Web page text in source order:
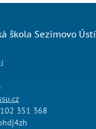
škola Sezimovo Ústí
351 368